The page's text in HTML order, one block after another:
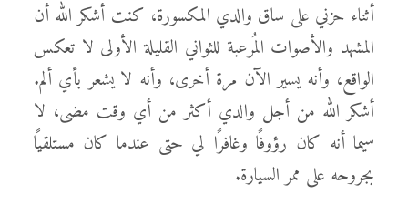
أثناء حزني على ساق والدي المكسورة، كنت أشكر الله أن
المشهد والأصوات المُرعبة للثواني القليلة الأولى لا تعكس
الواقع، وأنه يسير الآن مرة أخرى، وأنه لا يشعر بأي ألم.
أشكر الله من أجل والدي أكثر من أي وقت مضى، لا
سيما أنه كان رؤوفًا وغافرًا لي حتى عندما كان مستلقيًا
بجروحه على ممر السيارة.